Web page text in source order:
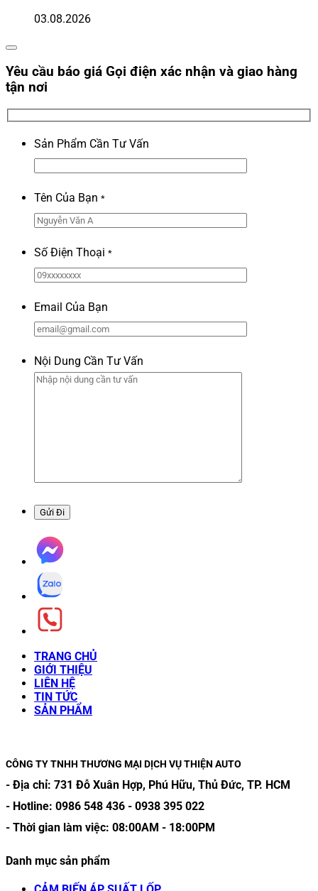
03.08.2026
Yêu cầu báo giá Gọi điện xác nhận và giao hàng
tận nơi
Sản Phẩm Cần Tư Vấn
Tên Của Bạn *
Số Điện Thoại *
Email Của Bạn
Nội Dung Cần Tư Vấn
TRANG CHỦ
GIỚI THIỆU
LIÊN HỆ
TIN TỨC
SẢN PHẨM
CÔNG TY TNHH THƯƠNG MẠI DỊCH VỤ THIỆN AUTO
- Địa chỉ: 731 Đỗ Xuân Hợp, Phú Hữu, Thủ Đức, TP. HCM
- Hotline: 0986 548 436 - 0938 395 022
- Thời gian làm việc: 08:00AM - 18:00PM
Danh mục sản phẩm